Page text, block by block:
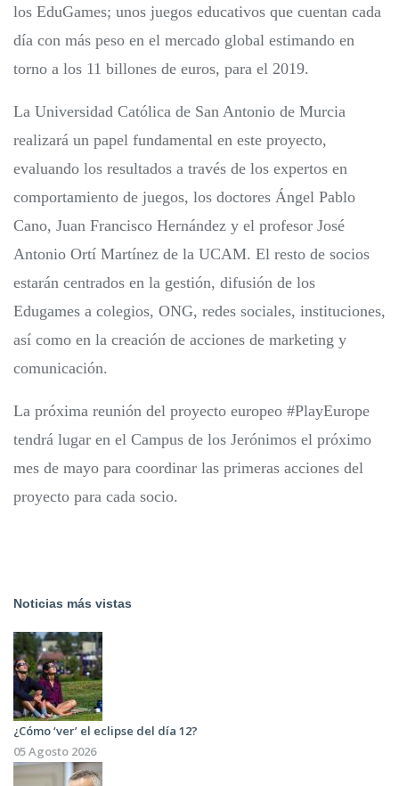
los EduGames; unos juegos educativos que cuentan cada
día con más peso en el mercado global estimando en
torno a los 11 billones de euros, para el 2019.
La Universidad Católica de San Antonio de Murcia
realizará un papel fundamental en este proyecto,
evaluando los resultados a través de los expertos en
comportamiento de juegos, los doctores Ángel Pablo
Cano, Juan Francisco Hernández y el profesor José
Antonio Ortí Martínez de la UCAM. El resto de socios
estarán centrados en la gestión, difusión de los
Edugames a colegios, ONG, redes sociales, instituciones,
así como en la creación de acciones de marketing y
comunicación.
La próxima reunión del proyecto europeo #PlayEurope
tendrá lugar en el Campus de los Jerónimos el próximo
mes de mayo para coordinar las primeras acciones del
proyecto para cada socio.
Noticias más vistas
¿Cómo ‘ver’ el eclipse del día 12?
05 Agosto 2026